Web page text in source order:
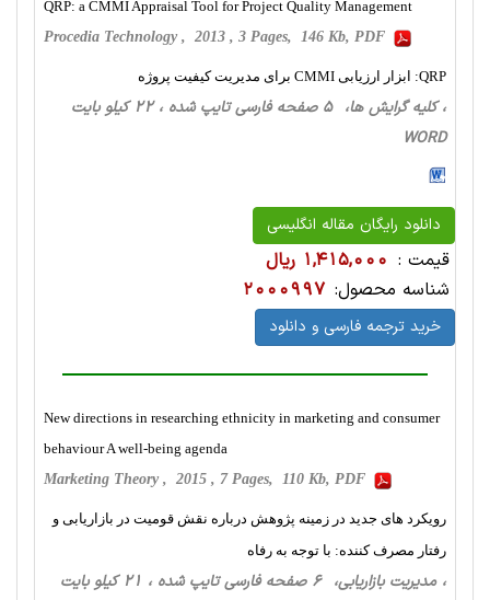
QRP: a CMMI Appraisal Tool for Project Quality Management
Procedia Technology , 2013 , 3 Pages, 146 Kb, PDF
QRP: ابزار ارزیابی CMMI برای مدیریت کیفیت پروژه
، کلیه گرایش ها، 5 صفحه فارسی تایپ شده ، 22 کیلو بایت
WORD
دانلود رایگان مقاله انگلیسی
قیمت : 1,415,000 ریال
شناسه محصول: 2000997
خرید ترجمه فارسی و دانلود
New directions in researching ethnicity in marketing and consumer
behaviour A well-being agenda
Marketing Theory , 2015 , 7 Pages, 110 Kb, PDF
رویکرد های جدید در زمینه پژوهش درباره نقش قومیت در بازاریابی و
رفتار مصرف کننده: با توجه به رفاه
، مدیریت بازاریابی، 6 صفحه فارسی تایپ شده ، 21 کیلو بایت